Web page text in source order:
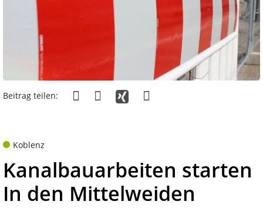
Beitrag teilen:
Koblenz
Kanalbauarbeiten starten
In den Mittelweiden